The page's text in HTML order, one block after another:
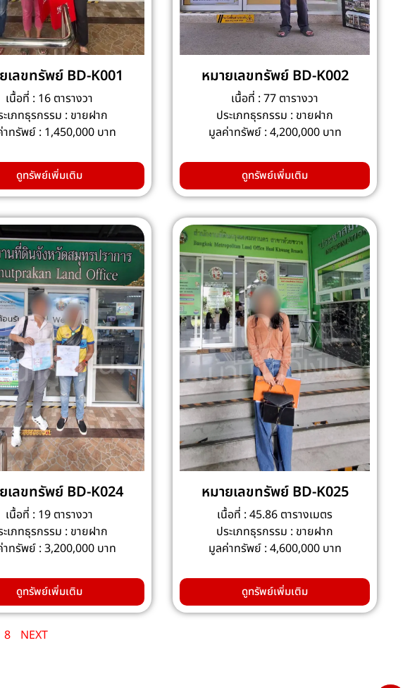
เลขทรัพย์ BD-K001
เนื้อที่ : 16 ตารางวา
ะเภทธุรกรรม : ขายฝาก
ทรัพย์ : 1,450,000 บาท
ดูทรัพย์เพิ่มเติม
หมายเลขทรัพย์ BD-K002
เนื้อที่ : 77 ตารางวา
ประเภทธุรกรรม : ขายฝาก
มูลค่าทรัพย์ : 4,200,000 บาท
ดูทรัพย์เพิ่มเติม
เลขทรัพย์ BD-K024
เนื้อที่ : 19 ตารางวา
ะเภทธุรกรรม : ขายฝาก
ทรัพย์ : 3,200,000 บาท
ดูทรัพย์เพิ่มเติม
หมายเลขทรัพย์ BD-K025
เนื้อที่ : 45.86 ตารางเมตร
ประเภทธุรกรรม : ขายฝาก
มูลค่าทรัพย์ : 4,600,000 บาท
ดูทรัพย์เพิ่มเติม
8 NEXT